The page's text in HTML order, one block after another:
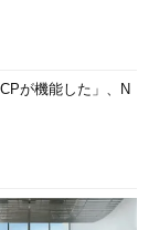
が機能した」、N